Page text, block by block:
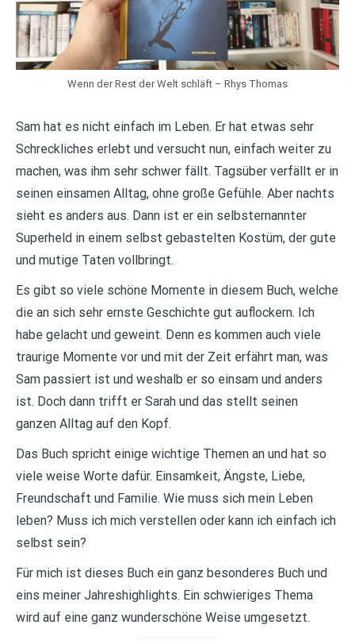
Wenn der Rest der Welt schläft – Rhys Thomas
Sam hat es nicht einfach im Leben. Er hat etwas sehr
Schreckliches erlebt und versucht nun, einfach weiter zu
machen, was ihm sehr schwer fällt. Tagsüber verfällt er in
seinen einsamen Alltag, ohne große Gefühle. Aber nachts
sieht es anders aus. Dann ist er ein selbsternannter
Superheld in einem selbst gebastelten Kostüm, der gute
und mutige Taten vollbringt.
Es gibt so viele schöne Momente in diesem Buch, welche
die an sich sehr ernste Geschichte gut auflockern. Ich
habe gelacht und geweint. Denn es kommen auch viele
traurige Momente vor und mit der Zeit erfährt man, was
Sam passiert ist und weshalb er so einsam und anders
ist. Doch dann trifft er Sarah und das stellt seinen
ganzen Alltag auf den Kopf.
Das Buch spricht einige wichtige Themen an und hat so
viele weise Worte dafür. Einsamkeit, Ängste, Liebe,
Freundschaft und Familie. Wie muss sich mein Leben
leben? Muss ich mich verstellen oder kann ich einfach ich
selbst sein?
Für mich ist dieses Buch ein ganz besonderes Buch und
eins meiner Jahreshighlights. Ein schwieriges Thema
wird auf eine ganz wunderschöne Weise umgesetzt.